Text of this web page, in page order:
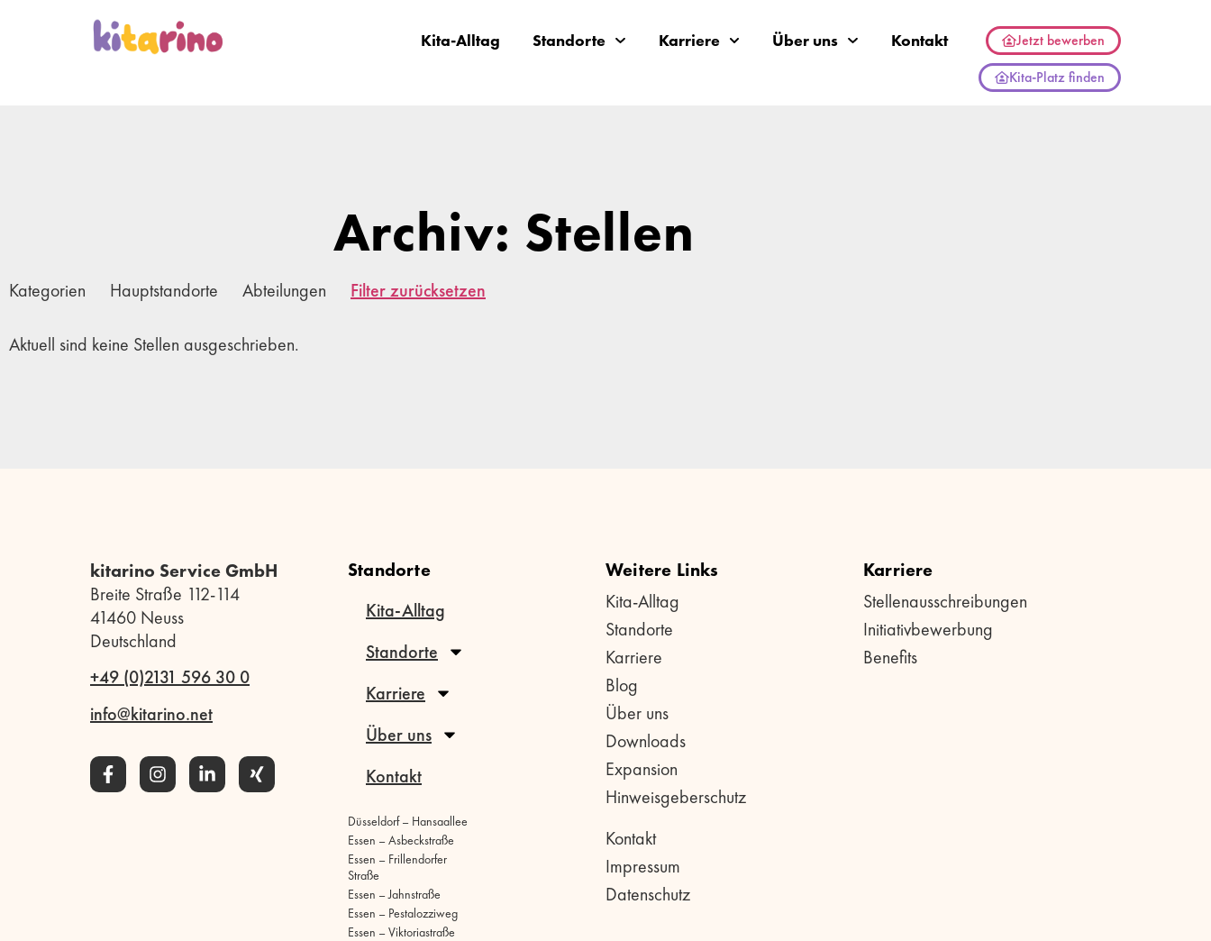
Kita-Alltag Standorte Karriere Über uns Kontakt
Jetzt bewerben
Kita-Platz finden
Archiv: Stellen
Kategorien Hauptstandorte Abteilungen Filter zurücksetzen
Aktuell sind keine Stellen ausgeschrieben.
kitarino Service GmbH
Breite Straße 112-114
41460 Neuss
Deutschland
+49 (0)2131 596 30 0
info@kitarino.net
Standorte
Kita-Alltag
Standorte
Karriere
Über uns
Kontakt
Düsseldorf – Hansaallee
Essen – Asbeckstraße
Essen – Frillendorfer
Straße
Essen – Jahnstraße
Essen – Pestalozziweg
Essen – Viktoriastraße
Weitere Links
Kita-Alltag
Standorte
Karriere
Blog
Über uns
Downloads
Expansion
Hinweisgeberschutz
Kontakt
Impressum
Datenschutz
Karriere
Stellenausschreibungen
Initiativbewerbung
Benefits